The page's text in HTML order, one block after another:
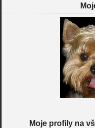
Moje profily na